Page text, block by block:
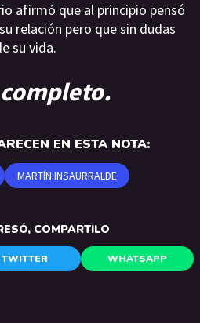
afirmó que al principio pensó
relación pero que sin dudas
su vida.
EN ESTA NOTA:
MARTÍN INSAURRALDE
COMPARTILO
TWITTER WHATSAPP